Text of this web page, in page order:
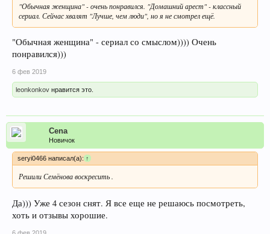
"Обычная женщина" - очень понравился. "Домашний арест" - классный
сериал. Сейчас хвалят "Лучше, чем люди", но я не смотрел ещё.
"Обычная женщина" - сериал со смыслом)))) Очень
понравился)))
6 фев 2019
leonkonkov нравится это.
Cena
Новичок
seryi0466 написал(а): ↑
Решили Семёнова воскресить .
Да))) Уже 4 сезон снят. Я все еще не решаюсь посмотреть,
хоть и отзывы хорошие.